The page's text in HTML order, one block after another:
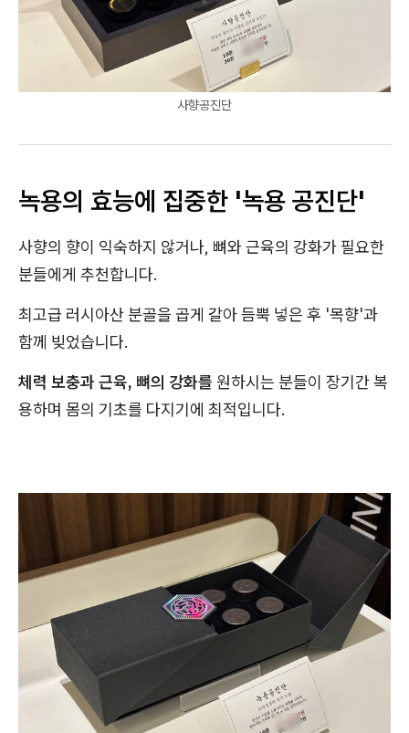
사향공진단
녹용의 효능에 집중한 '녹용 공진단'
사향의 향이 익숙하지 않거나, 뼈와 근육의 강화가 필요한
분들에게 추천합니다.
최고급 러시아산 분골을 곱게 갈아 듬뿍 넣은 후 '목향'과
함께 빚었습니다.
체력 보충과 근육, 뼈의 강화를 원하시는 분들이 장기간 복
용하며 몸의 기초를 다지기에 최적입니다.